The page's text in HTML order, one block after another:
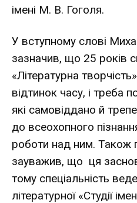
імені М. В. Гоголя.
У вступному слові
зазначив, що 25 років
«Літературна
відтинок часу, і треба
які самовіддано й
до всеохопного
роботи над ним.
зауважив, що ця
тому спеціальність
літературної «Студії